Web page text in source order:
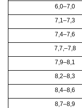
6,0–7,0
7,1–7,3
7,4–7,6
7,7,–7,8
7,9–8,1
8,2–8,3
8,4–8,6
8,7–8,9